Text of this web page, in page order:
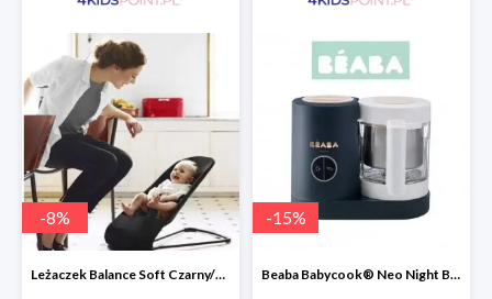
-8%
Leżaczek Balance Soft Czarny/Ciemnoszary + Zabawka BabyBjorn
-15%
Beaba Babycook® Neo Night Blue